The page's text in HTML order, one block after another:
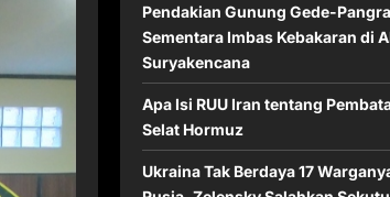
Pendakian Gunung Gede-
Sementara Imbas Kebakaran di
Suryakencana
Apa Isi RUU Iran tentang
Selat Hormuz
Ukraina Tak Berdaya 17